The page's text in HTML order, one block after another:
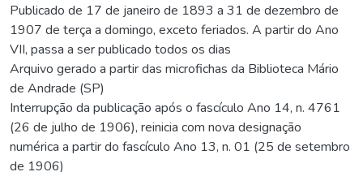
Publicado de 17 de janeiro de 1893 a 31 de dezembro de
1907 de terça a domingo, exceto feriados. A partir do Ano
VII, passa a ser publicado todos os dias
Arquivo gerado a partir das microfichas da Biblioteca Mário
de Andrade (SP)
Interrupção da publicação após o fascículo Ano 14, n. 4761
(26 de julho de 1906), reinicia com nova designação
numérica a partir do fascículo Ano 13, n. 01 (25 de setembro
de 1906)